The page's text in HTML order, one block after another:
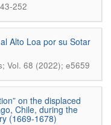
252
Alto Loa por su Sotar
Vol. 68 (2022); e5659
on the displaced
Chile, during the
(1669-1678)